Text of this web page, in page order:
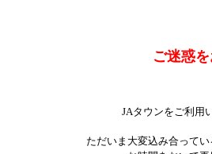
ご迷惑
JAタウンをご利用
ただいま大変込み合って